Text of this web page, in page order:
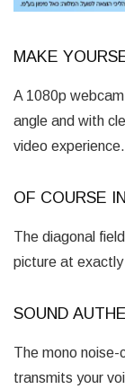
MAKE
A 1080p
angle and with
video experience.
OF COURSE
The diagonal
picture at
SOUND
The mono noise-
transmits your